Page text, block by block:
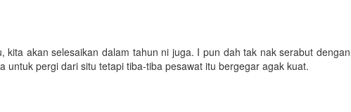
kita akan selesaikan dalam tahun ni juga. I pun dah tak nak serabut dengan
untuk pergi dari situ tetapi tiba-tiba pesawat itu bergegar agak kuat.